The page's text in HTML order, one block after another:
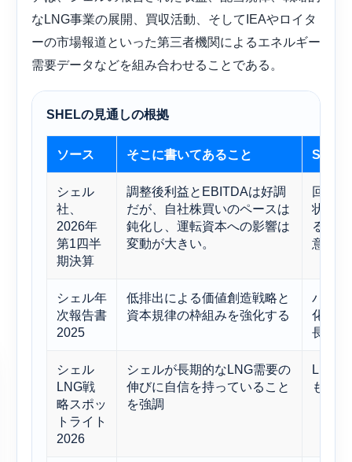
なLNG事業の展開、買収活動、そしてIEAやロイタ
ーの市場報道といった第三者機関によるエネルギー
需要データなどを組み合わせることである。
SHELの見通しの根拠
ソース そこに書いてあること SHEL
シェル
社、
2026年
第1四半
期決算
調整後利益とEBITDAは好調
だが、自社株買いのペースは
鈍化し、運転資本への影響は
変動が大きい。
回復
状況
る可
意喚
シェル年
次報告書
2025
低排出による価値創造戦略と
資本規律の枠組みを強化する
バラ
化水
長期
シェル
LNG戦
略スポッ
トライト
2026
シェルが長期的なLNG需要の
伸びに自信を持っていること
を強調
LNG
も強